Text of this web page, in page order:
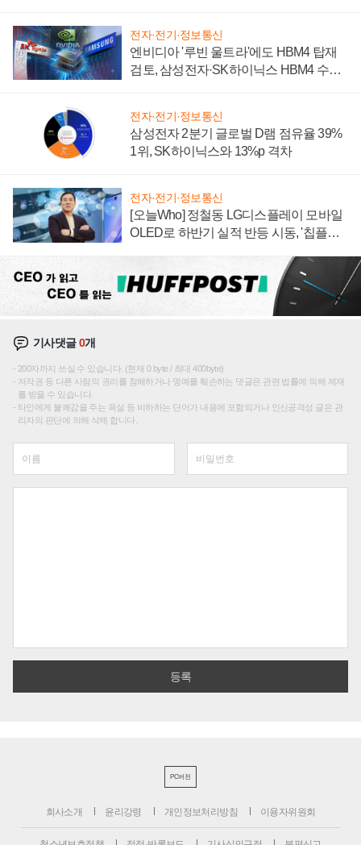
전자·전기·정보통신
엔비디아 '루빈 울트라'에도 HBM4 탑재
검토, 삼성전자·SK하이닉스 HBM4 수율
전자·전기·정보통신
삼성전자 2분기 글로벌 D램 점유율 39%
1위, SK하이닉스와 13%p 격차
전자·전기·정보통신
[오늘Who] 정철동 LG디스플레이 모바일
OLED로 하반기 실적 반등 시동, '칩플레
기사댓글0개
200자까지 쓰실 수 있습니다. (현재 0 byte / 최대 400byte)
저작권 등 다른 사람의 권리를 침해하거나 명예를 훼손하는 댓글은 관련 법률에 의해 제재
를 받을 수 있습니다.
타인에게 불쾌감을 주는 욕설 등 비하하는 단어가 내용에 포함되거나 인신공격성 글은 관
리자의 판단에 의해 삭제 합니다.
PC버전
회사소개 윤리강령 개인정보처리방침 이용자위원회